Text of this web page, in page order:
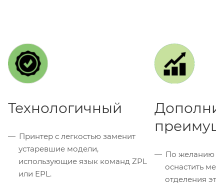
Технологичный
Принтер с легкостью заменит
устаревшие модели,
использующие язык команд ZPL
или EPL.
По желанию
оснастить
отделения